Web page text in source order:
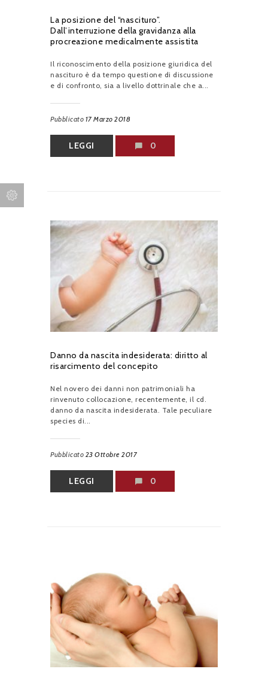
La posizione del “nascituro”.
Dall’interruzione della gravidanza alla
procreazione medicalmente assistita
Il riconoscimento della posizione giuridica del
nascituro è da tempo questione di discussione
e di confronto, sia a livello dottrinale che a...
Pubblicato 17 Marzo 2018
LEGGI 0
Danno da nascita indesiderata: diritto al
risarcimento del concepito
Nel novero dei danni non patrimoniali ha
rinvenuto collocazione, recentemente, il cd.
danno da nascita indesiderata. Tale peculiare
species di...
Pubblicato 23 Ottobre 2017
LEGGI 0